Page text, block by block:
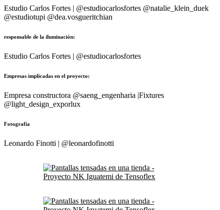
Estudio Carlos Fortes | @estudiocarlosfortes @natalie_klein_duek
@estudiotupi @dea.vosgueritchian
responsable de la iluminación:
Estudio Carlos Fortes | @estudiocarlosfortes
Empresas implicadas en el proyecto:
Empresa constructora @saeng_engenharia |Fixtures
@light_design_exporlux
Fotografía
Leonardo Finotti | @leonardofinotti